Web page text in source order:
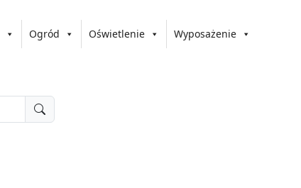
Ogród Oświetlenie Wyposażenie